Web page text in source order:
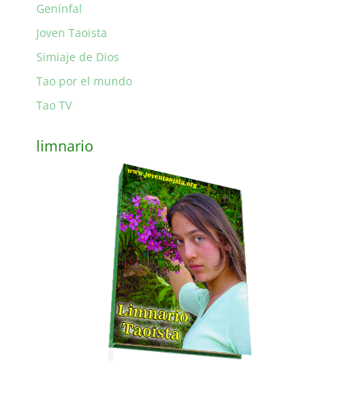
Genínfal
Joven Taoista
Simiaje de Dios
Tao por el mundo
Tao TV
limnario